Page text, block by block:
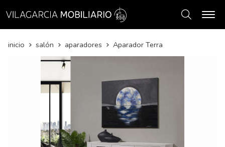
Buscar
inicio salón aparadores Aparador Terra